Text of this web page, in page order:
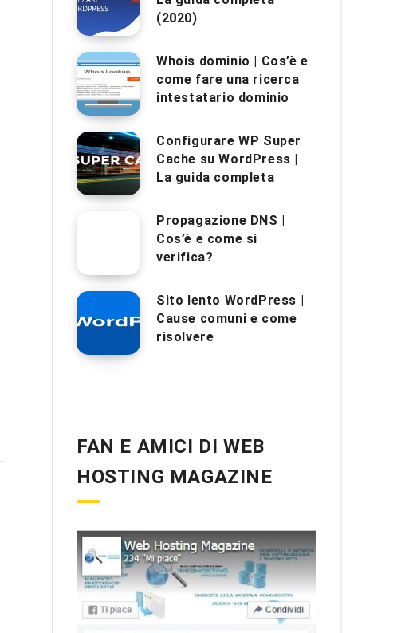
(2020)
Whois dominio | Cos’è e
come fare una ricerca
intestatario dominio
Configurare WP Super
Cache su WordPress |
La guida completa
Propagazione DNS |
Cos’è e come si
verifica?
Sito lento WordPress |
Cause comuni e come
risolvere
FAN E AMICI DI WEB
HOSTING MAGAZINE